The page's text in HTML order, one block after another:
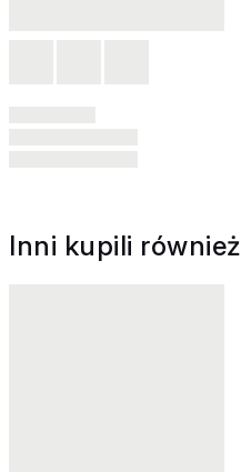
Inni kupili również